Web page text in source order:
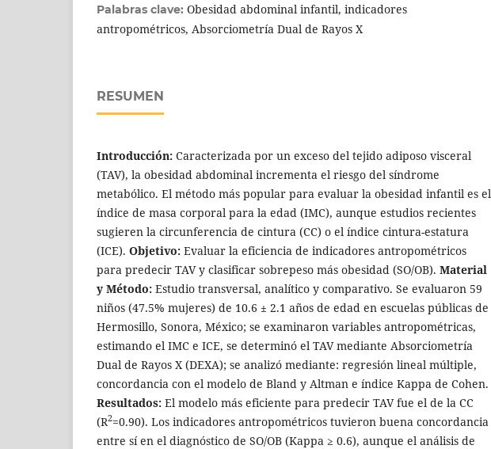
Palabras clave: Obesidad abdominal infantil, indicadores
antropométricos, Absorciometría Dual de Rayos X
RESUMEN
Introducción: Caracterizada por un exceso del tejido adiposo visceral
(TAV), la obesidad abdominal incrementa el riesgo del síndrome
metabólico. El método más popular para evaluar la obesidad infantil es el
índice de masa corporal para la edad (IMC), aunque estudios recientes
sugieren la circunferencia de cintura (CC) o el índice cintura-estatura
(ICE). Objetivo: Evaluar la eficiencia de indicadores antropométricos
para predecir TAV y clasificar sobrepeso más obesidad (SO/OB). Material
y Método: Estudio transversal, analítico y comparativo. Se evaluaron 59
niños (47.5% mujeres) de 10.6 ± 2.1 años de edad en escuelas públicas de
Hermosillo, Sonora, México; se examinaron variables antropométricas,
estimando el IMC e ICE, se determinó el TAV mediante Absorciometría
Dual de Rayos X (DEXA); se analizó mediante: regresión lineal múltiple,
concordancia con el modelo de Bland y Altman e índice Kappa de Cohen.
Resultados: El modelo más eficiente para predecir TAV fue el de la CC
(R2=0.90). Los indicadores antropométricos tuvieron buena concordancia
entre sí en el diagnóstico de SO/OB (Kappa ≥ 0.6), aunque el análisis de